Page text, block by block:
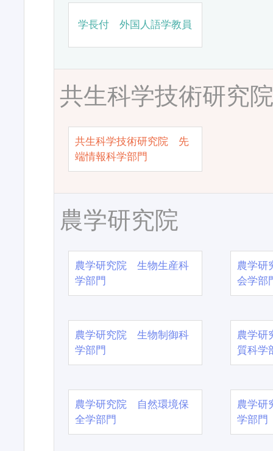
学長付 外国人語学教員
共生科学技術研究
共生科学技術研究院 先
端情報科学部門
農学研究院
農学研究院 生物生産科
学部門
農学
会学部
農学研究院 生物制御科
学部門
農学
質科学
農学研究院 自然環境保
全学部門
農学
学部門